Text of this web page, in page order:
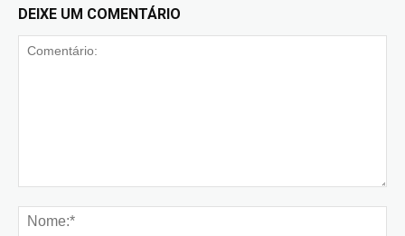
DEIXE UM COMENTÁRIO